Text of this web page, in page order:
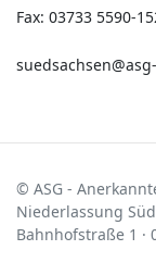
Fax: 03733 5590-
© ASG -
Niederlassung
Bahnhofstraße 1 ·